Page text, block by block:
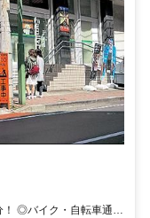
！ ◎バイク・自転車通勤